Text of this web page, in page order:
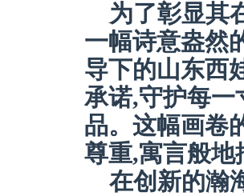
为了彰显其
一幅诗意盎然
导下的山东西
承诺,守护每一
品。这幅画卷
尊重,寓言般地
在创新的瀚